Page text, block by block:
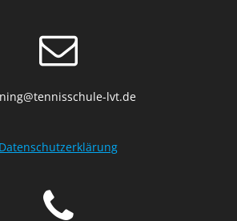
lvt.de
Datenschutzerklärung